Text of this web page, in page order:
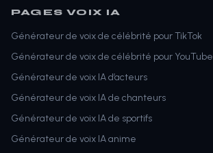
PAGES VOIX IA
Générateur de voix de célébrité pour TikTok
Générateur de voix de célébrité pour YouTube
Générateur de voix IA d’acteurs
Générateur de voix IA de chanteurs
Générateur de voix IA de sportifs
Générateur de voix IA anime